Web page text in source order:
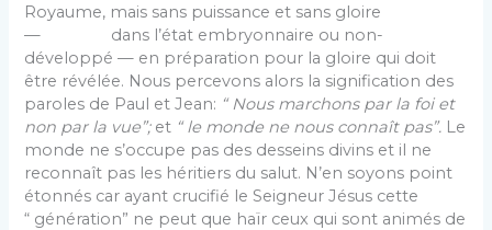
Royaume, mais sans puissance et sans gloire
— dans l’état embryonnaire ou non-
développé — en préparation pour la gloire qui doit
être révélée. Nous percevons alors la signification des
paroles de Paul et Jean: “ Nous marchons par la foi et
non par la vue”;et “ le monde ne nous connaît pas”. Le
monde ne s’occupe pas des desseins divins et il ne
reconnaît pas les héritiers du salut. N’en soyons point
étonnés car ayant crucifié le Seigneur Jésus cette
“ génération” ne peut que haïr ceux qui sont animés de